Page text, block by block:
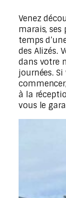
Venez
marais, ses
temps
des Alizés.
dans votre
journées.
à la
vous le